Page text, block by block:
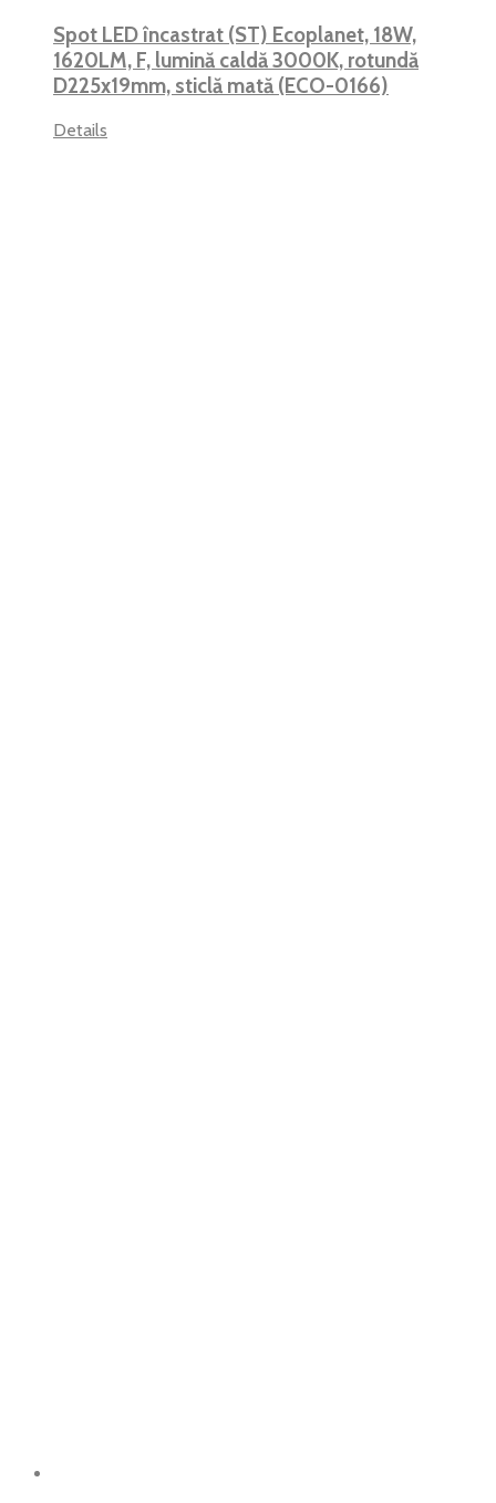
Spot LED încastrat (ST) Ecoplanet, 18W,
1620LM, F, lumină caldă 3000K, rotundă
D225x19mm, sticlă mată (ECO-0166)
Details